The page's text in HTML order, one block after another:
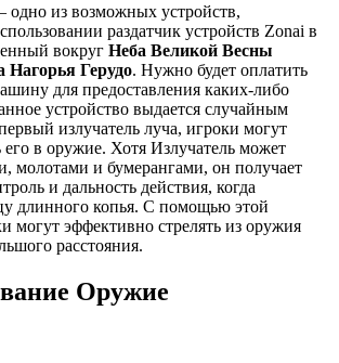
одно из возможных устройств,
раздатчик устройств Zonai в
вокруг Неба Великой Весны
Нагорья Герудо. Нужно будет оплатить
для предоставления каких-либо
устройство выдается случайным
излучатель луча, игроки могут
его в оружие. Хотя Излучатель может
молотами и бумерангами, он получает
и дальность действия, когда
длинного копья. С помощью этой
могут эффективно стрелять из оружия
расстояния.
Оружие